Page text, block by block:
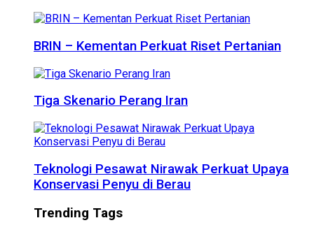
BRIN – Kementan Perkuat Riset Pertanian
Tiga Skenario Perang Iran
Teknologi Pesawat Nirawak Perkuat Upaya
Konservasi Penyu di Berau
Trending Tags